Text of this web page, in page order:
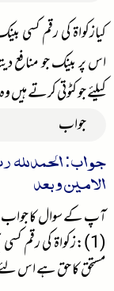
اس پر بینک جو منافع
کیلئے جو کٹوتی کرتے
جواب
جواب: الحمدللہ
الامین وبعد
آپ کے سوال کا جواب
(1):زکواۃ کی رقم
مستحق کا حق ہے اس